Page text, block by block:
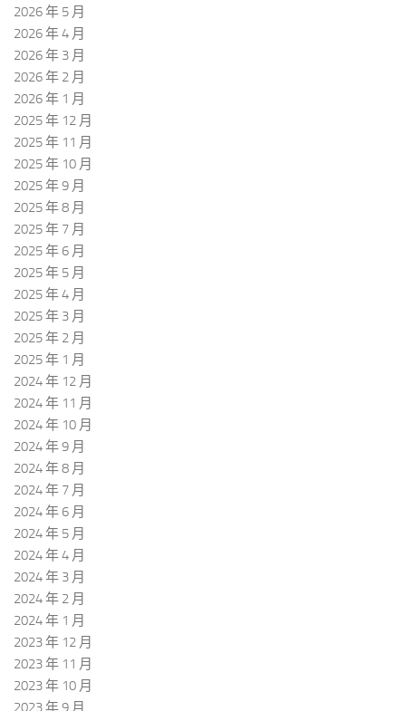
2026 年 5 月
2026 年 4 月
2026 年 3 月
2026 年 2 月
2026 年 1 月
2025 年 12 月
2025 年 11 月
2025 年 10 月
2025 年 9 月
2025 年 8 月
2025 年 7 月
2025 年 6 月
2025 年 5 月
2025 年 4 月
2025 年 3 月
2025 年 2 月
2025 年 1 月
2024 年 12 月
2024 年 11 月
2024 年 10 月
2024 年 9 月
2024 年 8 月
2024 年 7 月
2024 年 6 月
2024 年 5 月
2024 年 4 月
2024 年 3 月
2024 年 2 月
2024 年 1 月
2023 年 12 月
2023 年 11 月
2023 年 10 月
2023 年 9 月